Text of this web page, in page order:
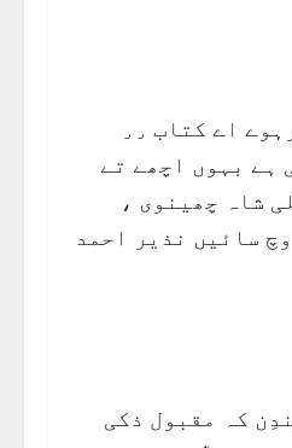
اِسے شعر دے مصداق ہِن مقبول ذکی مقبول اللّٰہ کرے اے حوصلہ قائم و دائم رہوے اے کتاب ٫٫
ہے بہوں اچھے تے
شاہ چھینوی ،
سائیں نذیر احمد
کہ مقبول ذکی